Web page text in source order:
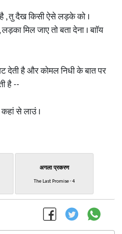
, तु दैख किसी ऐसे लड़के को ।
मिल जाए तो बता देना । बाॉय
देती है और कोमल निधी के बात पर
है --
से लाउं ।
अगला प्रकरण
The Last Promise - 4